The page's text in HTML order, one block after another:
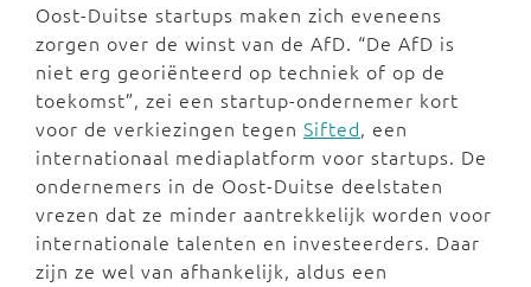
Oost-Duitse startups maken zich eveneens
zorgen over de winst van de AfD. “De AfD is
niet erg georiënteerd op techniek of op de
toekomst”, zei een startup-ondernemer kort
voor de verkiezingen tegen Sifted, een
internationaal mediaplatform voor startups. De
ondernemers in de Oost-Duitse deelstaten
vrezen dat ze minder aantrekkelijk worden voor
internationale talenten en investeerders. Daar
zijn ze wel van afhankelijk, aldus een